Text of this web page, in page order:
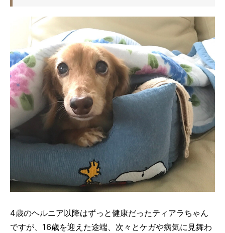
4歳のヘルニア以降はずっと健康だったティアラちゃん
ですが、16歳を迎えた途端、次々とケガや病気に見舞わ